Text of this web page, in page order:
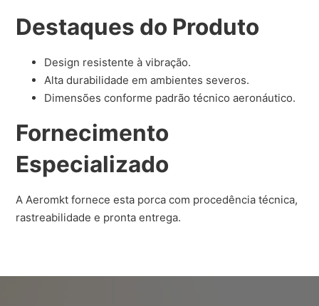
Destaques do Produto
Design resistente à vibração.
Alta durabilidade em ambientes severos.
Dimensões conforme padrão técnico aeronáutico.
Fornecimento
Especializado
A Aeromkt fornece esta porca com procedência técnica,
rastreabilidade e pronta entrega.